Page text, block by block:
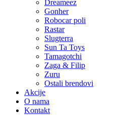
Dreameez
Gonher
Robocar poli
Rastar
Slugterra
Sun Ta Toys
Tamagotchi
Zaga & Filip
Zuru
Ostali brendovi
Akcije
O nama
Kontakt